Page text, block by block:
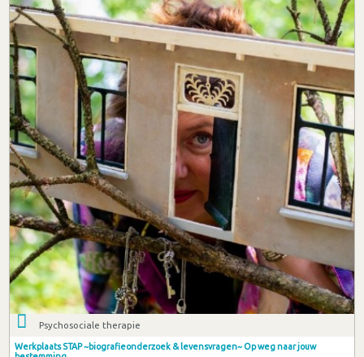
Psychosociale therapie
Werkplaats STAP ~biografieonderzoek & levensvragen~ Op weg naar jouw